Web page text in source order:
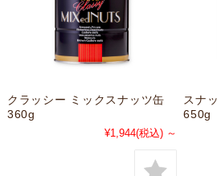
クラッシー ミックスナッツ缶
360g
¥1,944(税込) ～
スナ
650g